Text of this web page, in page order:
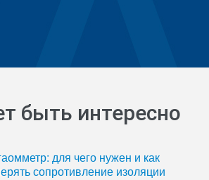
быть интересно
для чего нужен и как
сопротивление изоляции